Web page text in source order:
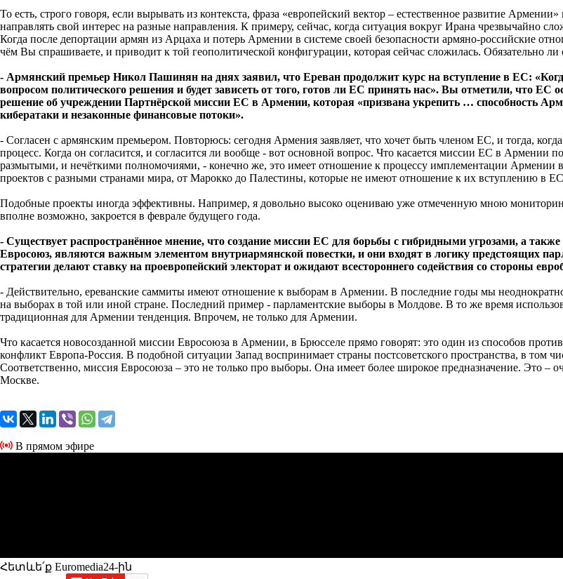
То есть, строго говоря, если вырывать из контекста, фраза «европейский вектор – естественное развитие
направлять свой интерес на разные направления. К примеру, сейчас, когда ситуация вокруг Ирана чрезвычайно
Когда после депортации армян из Арцаха и потерь Армении в системе своей безопасности армяно-российские
чём Вы спрашиваете, и приводит к той геополитической конфигурации, которая сейчас сложилась. Обязательно ли
- Армянский премьер Никол Пашинян на днях заявил, что Ереван продолжит курс на вступление в ЕС:
вопросом политического решения и будет зависеть от того, готов ли ЕС принять нас». Вы отметили, что
решение об учреждении Партнёрской миссии ЕС в Армении, которая «призвана укрепить … способность
кибератаки и незаконные финансовые потоки».
- Согласен с армянским премьером. Повторюсь: сегодня Армения заявляет, что хочет быть членом ЕС, и тогда,
процесс. Когда он согласится, и согласится ли вообще - вот основной вопрос. Что касается миссии ЕС в Армении
размытыми, и нечёткими полномочиями, - конечно же, это имеет отношение к процессу имплементации
проектов с разными странами мира, от Марокко до Палестины, которые не имеют отношение к их вступлению в
Подобные проекты иногда эффективны. Например, я довольно высоко оцениваю уже отмеченную мною
вполне возможно, закроется в феврале будущего года.
- Существует распространённое мнение, что создание миссии ЕС для борьбы с гибридными угрозами, а
Евросоюз, являются важным элементом внутриармянской повестки, и они входят в логику предстоящих
стратегии делают ставку на проевропейский электорат и ожидают всестороннего содействия со стороны
- Действительно, ереванские саммиты имеют отношение к выборам в Армении. В последние годы мы
на выборах в той или иной стране. Последний пример - парламентские выборы в Молдове. В то же время
традиционная для Армении тенденция. Впрочем, не только для Армении.
Что касается новосозданной миссии Евросоюза в Армении, в Брюсселе прямо говорят: это один из способов
конфликт Европа-Россия. В подобной ситуации Запад воспринимает страны постсоветского пространства, в
Соответственно, миссия Евросоюза – это не только про выборы. Она имеет более широкое предназначение. Это –
Москве.
В прямом эфире
Հետևե՛ք Euromedia24-ին